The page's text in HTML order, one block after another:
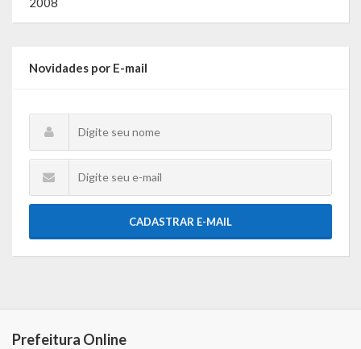
Lei de Acesso à Informação – LAI
Perguntas e Respostas
Formulário de Pedido de Informações
Formulário de Recurso
Relatório Anual de Solicitações – SIC
SIC
Gestão Interna – GOVBR (Sistema)
Novidades por E-mail
CADASTRAR E-MAIL
Prefeitura Online